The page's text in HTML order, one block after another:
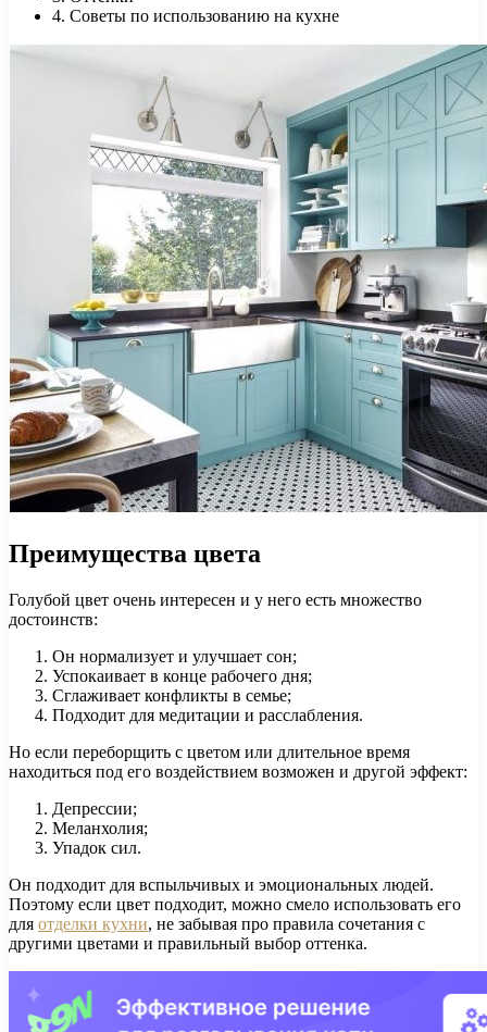
4. Советы по использованию на кухне
Преимущества цвета
Голубой цвет очень интересен и у него есть множество
достоинств:
Он нормализует и улучшает сон;
Успокаивает в конце рабочего дня;
Сглаживает конфликты в семье;
Подходит для медитации и расслабления.
Но если переборщить с цветом или длительное время
находиться под его воздействием возможен и другой эффект:
Депрессии;
Меланхолия;
Упадок сил.
Он подходит для вспыльчивых и эмоциональных людей.
Поэтому если цвет подходит, можно смело использовать его
для отделки кухни, не забывая про правила сочетания с
другими цветами и правильный выбор оттенка.